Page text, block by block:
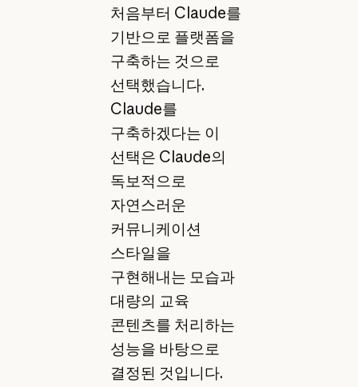
처음부터 Claude를
기반으로 플랫폼을
구축하는 것으로
선택했습니다.
Claude를
구축하겠다는 이
선택은 Claude의
독보적으로
자연스러운
커뮤니케이션
스타일을
구현해내는 모습과
대량의 교육
콘텐츠를 처리하는
성능을 바탕으로
결정된 것입니다.